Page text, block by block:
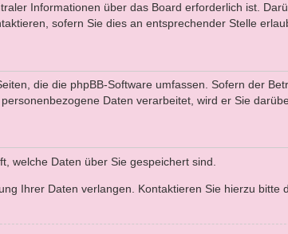
Informationen über das Board erforderlich ist.
sofern Sie dies an entsprechender Stelle
die die phpBB-Software umfassen. Sofern der
Daten verarbeitet, wird er Sie
welche Daten über Sie gespeichert sind.
Ihrer Daten verlangen. Kontaktieren Sie hierzu bitte